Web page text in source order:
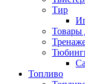
Тир
Товары
Топливо